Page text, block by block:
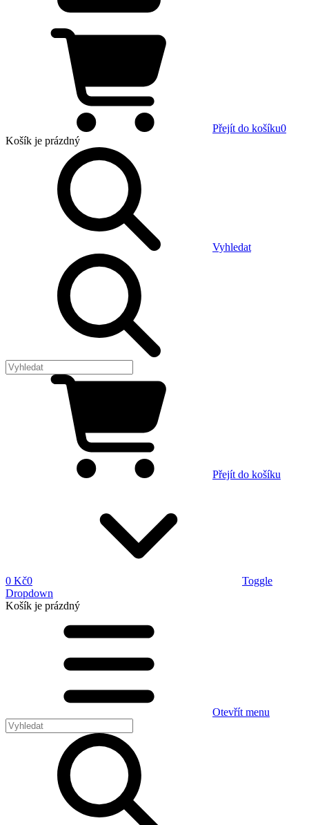
Přejít do košíku0
Košík je prázdný
Vyhledat
Přejít do košíku
0 Kč0
Toggle
Dropdown
Košík je prázdný
Otevřít menu